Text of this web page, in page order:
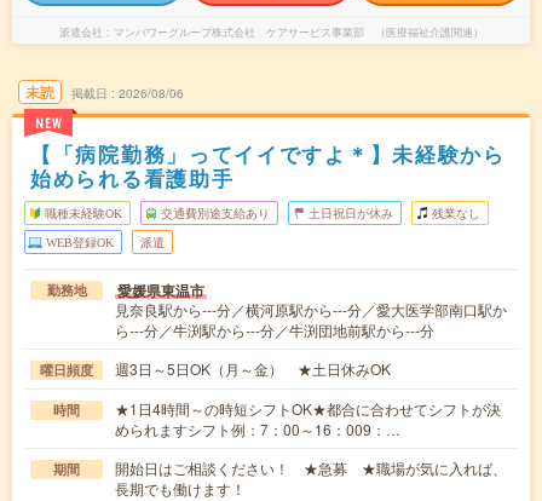
派遣会社 マンパワーグループ株式会社 ケアサービス事業部 （医療福祉介護関連）
未読
NEW
掲載日 2026/08/06
【「病院勤務」ってイイですよ＊】未経験から
始められる看護助手
職種未経験OK 交通費別途支給あり 土日祝日が休み 残業なし
WEB登録OK 派遣
勤務地 愛媛県東温市
見奈良駅から---分／横河原駅から---分／愛大医学部南口駅か
ら---分／牛渕駅から---分／牛渕団地前駅から---分
曜日頻度 週3日～5日OK（月～金） ★土日休みOK
時間
★1日4時間～の時短シフトOK★都合に合わせてシフトが決
められますシフト例：7：00～16：009：…
期間
開始日はご相談ください！ ★急募 ★職場が気に入れば、
長期でも働けます！